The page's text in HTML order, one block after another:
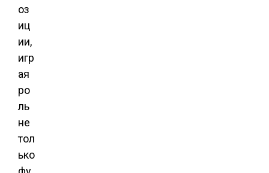
оз
иц
ии,
игр
ая
ро
ль
не
тол
ько